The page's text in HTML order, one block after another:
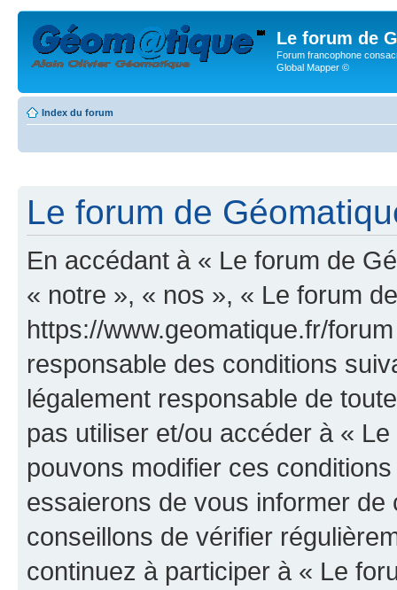
Le forum de
Forum francophone
Global Mapper ©
Index du forum
Le forum de
En accédant à « Le forum de
« notre », « nos », « Le forum
https://www.geomatique.fr/
responsable des conditions
légalement responsable de
pas utiliser et/ou accéder à «
pouvons modifier ces
essaierons de vous informer
conseillons de vérifier
continuez à participer à « Le